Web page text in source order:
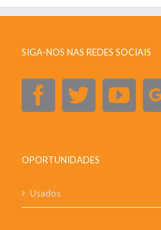
SIGA-NOS NAS REDES SOCIAIS
OPORTUNIDADES
Usados